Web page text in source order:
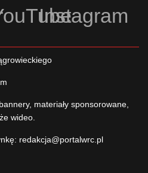
Instagram
materiały sponsorowane,
wideo.
redakcja@portalwrc.pl